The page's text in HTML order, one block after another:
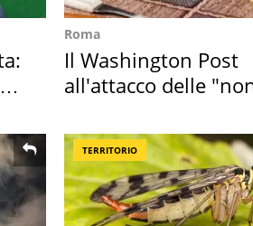
Roma
Il Washington Post
all'attacco delle
TERRITORIO